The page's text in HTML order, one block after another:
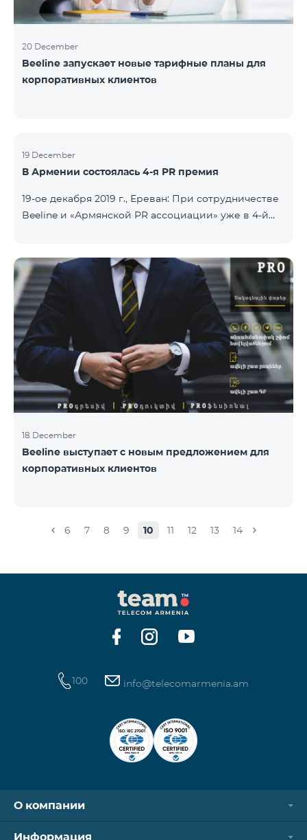
20 December
Beeline запускает новые тарифные планы для
корпоративных клиентов
19 December
В Армении состоялась 4-я PR премия
19-ое декабря 2019 г., Ереван: При сотрудничестве
Beeline и «Армянской PR ассоциации» уже в 4-й
коммуникациям, авторов лучших программ и
идей. «Работа общественных и политических
деятелей, компаний и государственных структур в
центре внимания исследовательской команды
Армянской PR ассоциации. Награждение
проводиться с целью повысить и подчеркнуть
роль PR-специалистов, подчеркнуть важность
обратной
18 December
Beeline выступает с новым предложением для
корпоративных клиентов
6 7 8 9 10 11 12 13 14
100 info@telecomarmenia.am
О компании
Информация